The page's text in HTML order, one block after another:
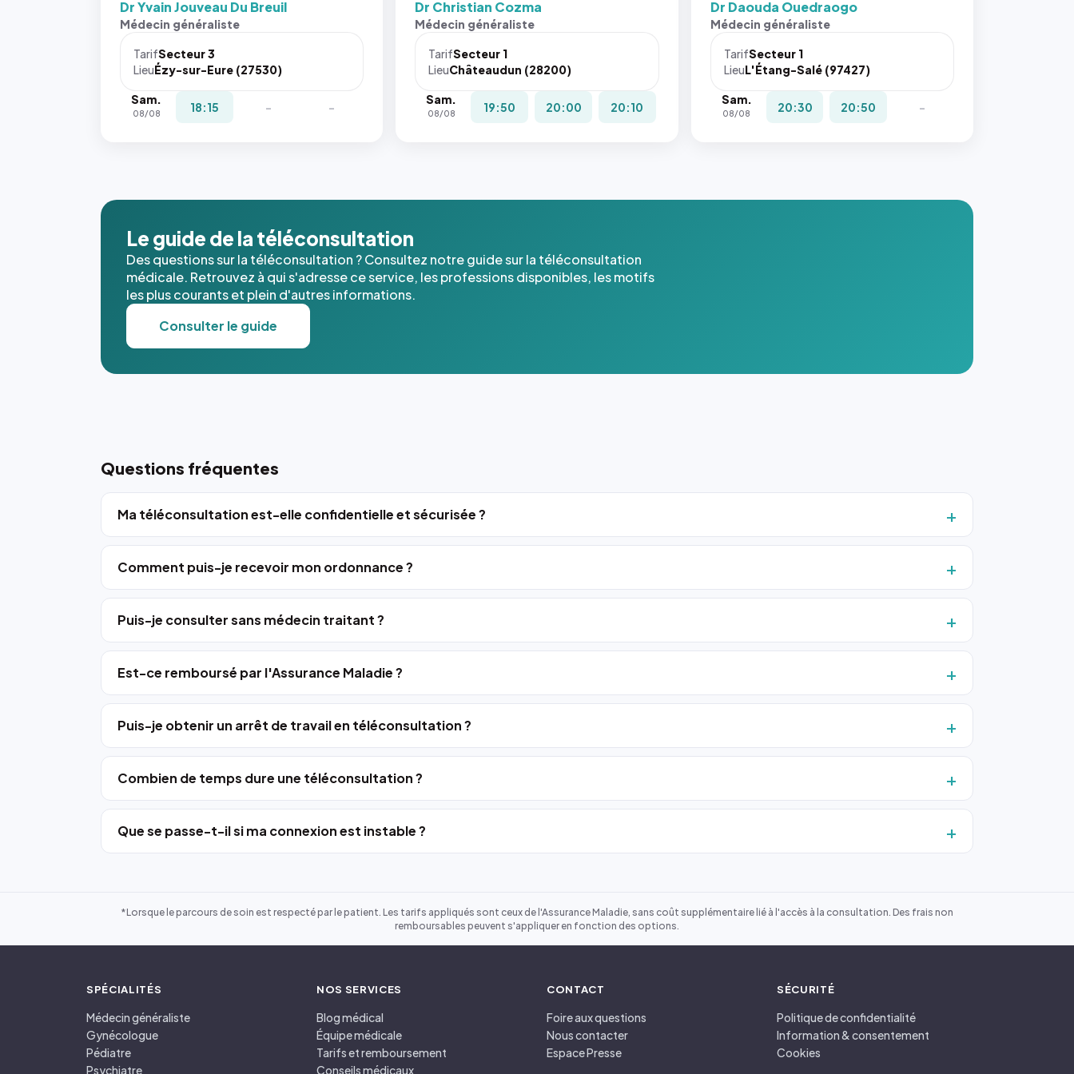
Sans ces
navigateur
pas la
place, et
l'annuaire
dans ce
cas. #}
Dr Yvain Jouveau Du Breuil
Médecin généraliste
TarifSecteur 3
LieuÉzy-sur-Eure (27530)
Sam.
08/08 18:15 - -
Sans ces
navigateur
pas la
place, et
cas. #}
Dr Christian Cozma
Médecin généraliste
TarifSecteur 1
LieuChâteaudun (28200)
Sam.
08/08 19:50 20:00 20:10
Dr Daouda Ouedraogo
Médecin généraliste
TarifSecteur 1
LieuL'Étang-Salé (97427)
Sam.
08/08 20:30 20:50 -
Le guide de la téléconsultation
Des questions sur la téléconsultation ? Consultez notre guide sur la téléconsultation
médicale. Retrouvez à qui s'adresse ce service, les professions disponibles, les motifs
les plus courants et plein d'autres informations.
Consulter le guide
Questions fréquentes
Ma téléconsultation est-elle confidentielle et sécurisée ?
Comment puis-je recevoir mon ordonnance ?
Puis-je consulter sans médecin traitant ?
Est-ce remboursé par l'Assurance Maladie ?
Puis-je obtenir un arrêt de travail en téléconsultation ?
Combien de temps dure une téléconsultation ?
Que se passe-t-il si ma connexion est instable ?
*Lorsque le parcours de soin est respecté par le patient. Les tarifs appliqués sont ceux de l'Assurance Maladie, sans coût supplémentaire lié à l'accès à la consultation. Des frais non
remboursables peuvent s'appliquer en fonction des options.
SPÉCIALITÉS
Médecin généraliste
Gynécologue
Pédiatre
Psychiatre
NOS SERVICES
Blog médical
Équipe médicale
Tarifs et remboursement
Conseils médicaux
CONTACT
Foire aux questions
Nous contacter
Espace Presse
SÉCURITÉ
Politique de confidentialité
Information & consentement
Cookies